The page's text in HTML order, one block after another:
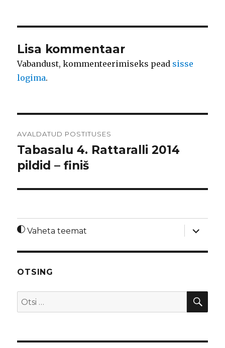
Lisa kommentaar
Vabandust, kommenteerimiseks pead sisse
logima.
AVALDATUD POSTITUSES
Tabasalu 4. Rattaralli 2014
pildid – finiš
Vaheta teemat
laienda
OTSING
Otsi: